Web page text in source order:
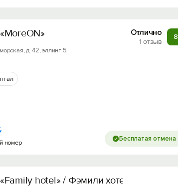
Отлично
1 отзыв
8
д. 42, эллинг 5
номер Бесплатая отмена
hotel» / Фэмили хотел
промокод